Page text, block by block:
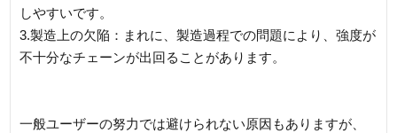
しやすいです。
3.製造上の欠陥：まれに、製造過程での問題により、強度が
不十分なチェーンが出回ることがあります。
一般ユーザーの努力では避けられない原因もありますが、